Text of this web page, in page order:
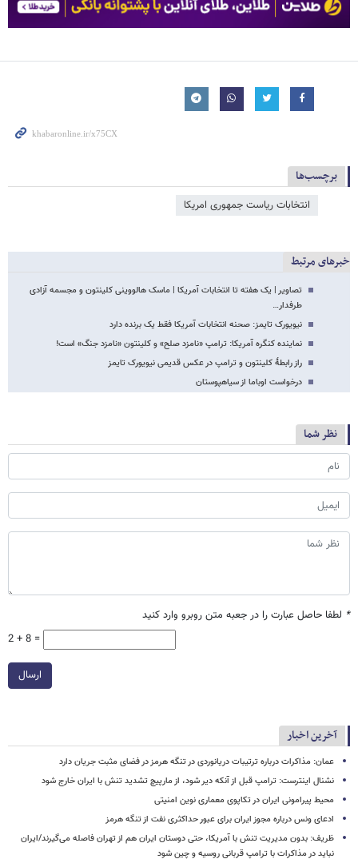
برچسب‌ها
انتخابات ریاست جمهوری امریکا
خبرهای مرتبط
تصاویر | یک هفته تا انتخابات آمریکا | ماسک هالووینی کلینتون و مجسمه آزادی
طرفدار…
نیویورک تایمز: صحنه انتخابات آمریکا فقط یک برنده دارد
نماینده کنگره آمریکا: ترامپ «نامزد صلح» و کلینتون «نامزد جنگ» است!
راز رابطۀ کلینتون و ترامپ در عکس قدیمی نیویورک تایمز
درخواست اوباما از سیاهپوستان
نظر شما
* لطفا حاصل عبارت را در جعبه متن روبرو وارد کنید
2 + 8 =
ارسال
آخرین اخبار
عمان: مذاکرات درباره ترتیبات دریانوردی در تنگه هرمز در فضای مثبت جریان دارد
نشنال اینترست: ترامپ قبل از آنکه دیر شود، از مارپیچ تشدید تنش با ایران خارج شود
محیط پیرامونی ایران در تکاپوی معماری نوین امنیتی
ادعای ونس درباره مجوز ایران برای عبور حداکثری نفت از تنگه هرمز
ظریف: بدون مدیریت تنش با آمریکا، حتی دوستان ایران هم از تهران فاصله می‌گیرند/ایران
نباید در مذاکرات با ترامپ قربانی روسیه و چین شود